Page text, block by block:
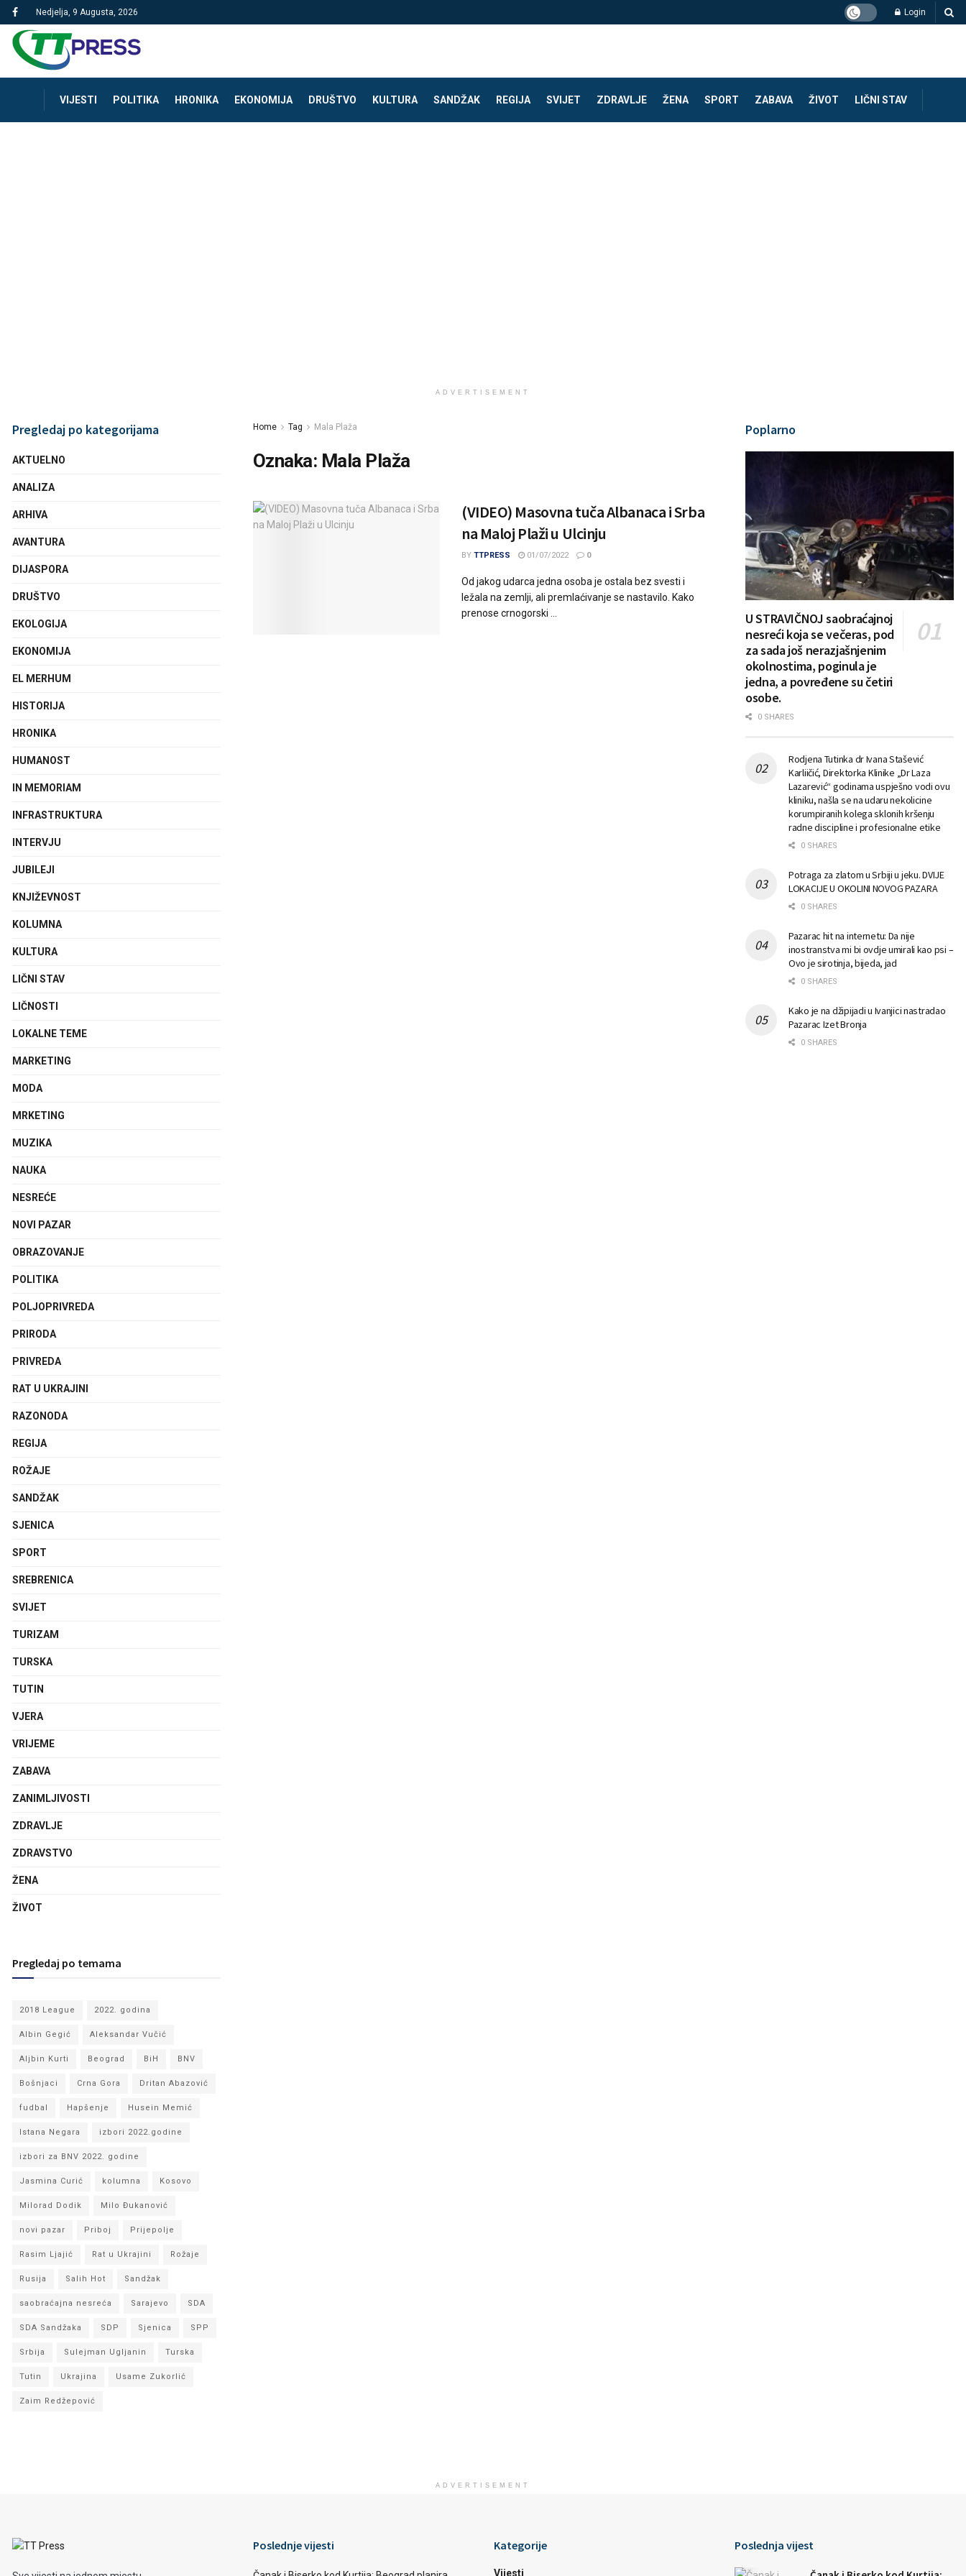
Nedjelja, 9 Augusta, 2026 Login
VIJESTI POLITIKA HRONIKA EKONOMIJA DRUŠTVO KULTURA SANDŽAK REGIJA SVIJET ZDRAVLJE ŽENA SPORT ZABAVA ŽIVOT LIČNI STAV
ADVERTISEMENT
Home Tag Mala Plaža
Oznaka: Mala Plaža
(VIDEO) Masovna tuča Albanaca i Srba
na Maloj Plaži u Ulcinju
BY TTPRESS 01/07/2022 0
Od jakog udarca jedna osoba je ostala bez svesti i
ležala na zemlji, ali premlaćivanje se nastavilo. Kako
prenose crnogorski ...
Pregledaj po kategorijama
AKTUELNO
ANALIZA
ARHIVA
AVANTURA
DIJASPORA
DRUŠTVO
EKOLOGIJA
EKONOMIJA
EL MERHUM
HISTORIJA
HRONIKA
HUMANOST
IN MEMORIAM
INFRASTRUKTURA
INTERVJU
JUBILEJI
KNJIŽEVNOST
KOLUMNA
KULTURA
LIČNI STAV
LIČNOSTI
LOKALNE TEME
MARKETING
MODA
MRKETING
MUZIKA
NAUKA
NESREĆE
NOVI PAZAR
OBRAZOVANJE
POLITIKA
POLJOPRIVREDA
PRIRODA
PRIVREDA
RAT U UKRAJINI
RAZONODA
REGIJA
ROŽAJE
SANDŽAK
SJENICA
SPORT
SREBRENICA
SVIJET
TURIZAM
TURSKA
TUTIN
VJERA
VRIJEME
ZABAVA
ZANIMLJIVOSTI
ZDRAVLJE
ZDRAVSTVO
ŽENA
ŽIVOT
Pregledaj po temama
2018 League 2022. godina
Albin Gegić Aleksandar Vučić
Aljbin Kurti Beograd BiH BNV
Bošnjaci Crna Gora Dritan Abazović
fudbal Hapšenje Husein Memić
Istana Negara izbori 2022.godine
izbori za BNV 2022. godine
Jasmina Curić kolumna Kosovo
Milorad Dodik Milo Đukanović
novi pazar Priboj Prijepolje
Rasim Ljajić Rat u Ukrajini Rožaje
Rusija Salih Hot Sandžak
saobraćajna nesreća Sarajevo SDA
SDA Sandžaka SDP Sjenica SPP
Srbija Sulejman Ugljanin Turska
Tutin Ukrajina Usame Zukorlić
Zaim Redžepović
Poplarno
U STRAVIČNOJ saobraćajnoj
nesreći koja se večeras, pod
za sada još nerazjašnjenim
okolnostima, poginula je
jedna, a povređene su četiri
osobe.
0 SHARES
Rodjena Tutinka dr Ivana Stašević
Karliičić, Direktorka Klinike „Dr Laza
Lazarević“ godinama uspješno vodi ovu
kliniku, našla se na udaru nekolicine
korumpiranih kolega sklonih kršenju
radne discipline i profesionalne etike
0 SHARES
Potraga za zlatom u Srbiji u jeku. DVIJE
LOKACIJE U OKOLINI NOVOG PAZARA
0 SHARES
Pazarac hit na internetu: Da nije
inostranstva mi bi ovdje umirali kao psi –
Ovo je sirotinja, bijeda, jad
0 SHARES
Kako je na džipijadi u Ivanjici nastradao
Pazarac Izet Bronja
0 SHARES
ADVERTISEMENT
Poslednje vijesti Kategorije
Vijesti
Poslednja vijest